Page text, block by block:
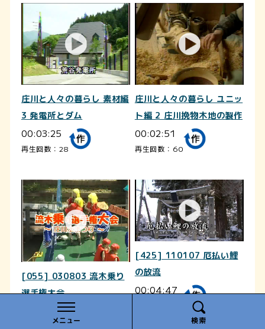
メニュー 検索
庄川と人々の暮らし 素材編
3 発電所とダム
00:03:25
再生回数：28
庄川と人々の暮らし ユニッ
ト編 2 庄川挽物木地の製作
00:02:51
再生回数：60
[055] 030803 流木乗り
選手権大会
00:03:02
再生回数：25
[425] 110107 厄払い鯉
の放流
00:04:47